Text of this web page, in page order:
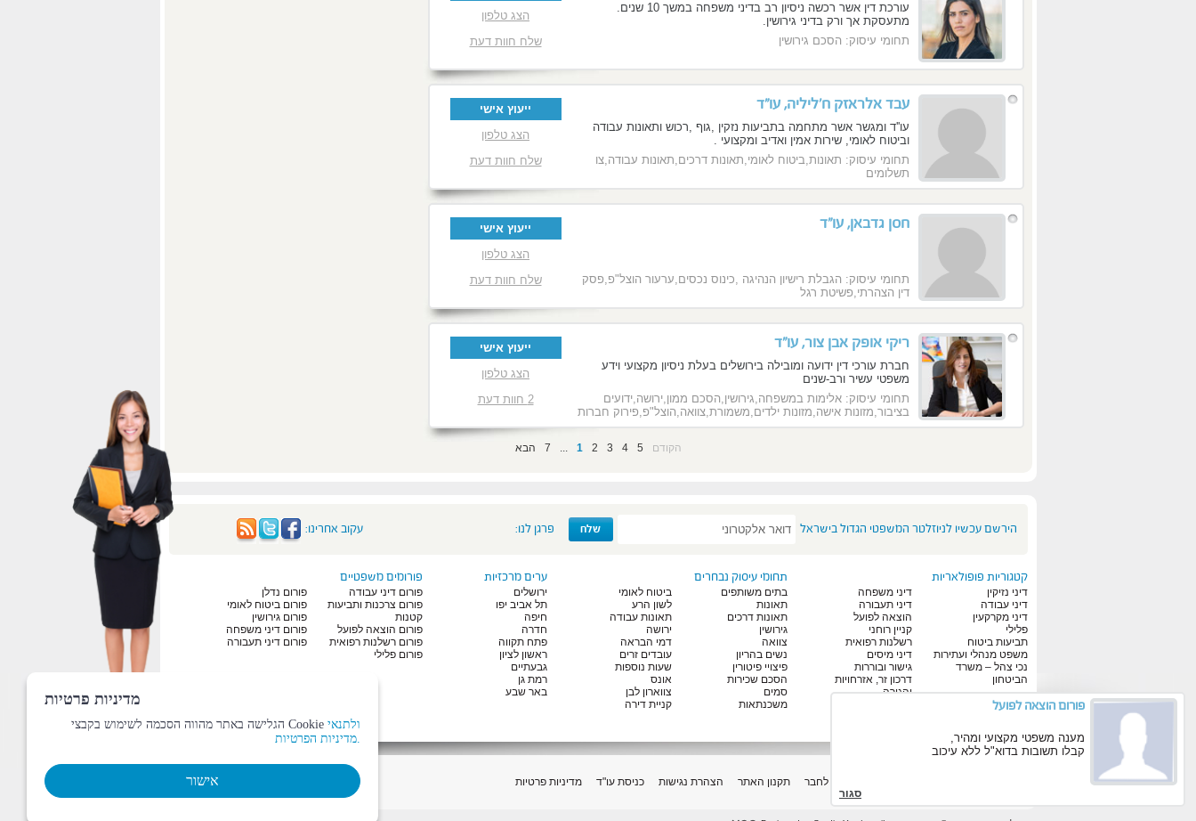
עורכת דין אשר רכשה ניסיון רב בדיני משפחה במשך 10 שנים.
מתעסקת אך ורק בדיני גירושין.
תחומי עיסוק: הסכם גירושין
הצג טלפון
שלח חוות דעת
עבד אלראזק ח'ליליה, עו"ד
עו''ד ומגשר אשר מתחמה בתביעות נזקין ,גוף ,רכוש ותאונות עבודה
וביטוח לאומי, שירות אמין ואדיב ומקצועי .
תחומי עיסוק: תאונות,ביטוח לאומי,תאונות דרכים,תאונות עבודה,צו
תשלומים
ייעוץ אישי
הצג טלפון
שלח חוות דעת
חסן גדבאן, עו"ד
תחומי עיסוק: הגבלת רישיון הנהיגה ,כינוס נכסים,ערעור הוצל"פ,פסק
דין הצהרתי,פשיטת רגל
ייעוץ אישי
הצג טלפון
שלח חוות דעת
ריקי אופק אבן צור, עו"ד
חברת עורכי דין ידועה ומובילה בירושלים בעלת ניסיון מקצועי וידע
משפטי עשיר ורב-שנים
תחומי עיסוק: אלימות במשפחה,גירושין,הסכם ממון,ירושה,ידועים
בציבור,מזונות אישה,מזונות ילדים,משמורת,צוואה,הוצל"פ,פירוק חברות
ייעוץ אישי
הצג טלפון
2 חוות דעת
הקודם 1 2 3 4 5
...
7 הבא
פורום הוצאה לפועל
מענה משפטי מקצועי ומהיר,
קבלו תשובות בדוא"ל ללא עיכוב
סגור
הירשם עכשיו לניוזלטר המשפטי הגדול בישראל פרגן לנו: עקוב אחרינו:
קטגוריות פופולאריות
דיני נזיקין
דיני משפחה
דיני עבודה
דיני תעבורה
דיני מקרקעין
הוצאה לפועל
פלילי
קניין רוחני
תביעות ביטוח
רשלנות רפואית
משפט מנהלי ועתירות
דיני מיסים
נכי צהל – משרד
הביטחון
גישור ובוררות
דרכון זר, אזרחויות
והגירה
דיני אינטרנט ורשת
תחומי עיסוק נבחרים
בתים משותפים
ביטוח לאומי
תאונות
לשון הרע
תאונות דרכים
תאונות עבודה
גירושין
ירושה
צוואה
דמי הבראה
נשים בהריון
עובדים זרים
פיצויי פיטורין
שעות נוספות
הסכם שכירות
אונס
סמים
צווארון לבן
משכנתאות
קניית דירה
ערים מרכזיות
ירושלים
תל אביב יפו
חיפה
חדרה
פתח תקווה
ראשון לציון
גבעתיים
רמת גן
באר שבע
פורומים משפטיים
פורום דיני עבודה
פורום נדלן
פורום צרכנות ותביעות
קטנות
פורום ביטוח לאומי
פורום גירושין
פורום הוצאה לפועל
פורום דיני משפחה
פורום רשלנות רפואית
פורום דיני תעבורה
פורום פלילי
המלץ לחבר תקנון האתר הצהרת נגישות כניסת עו"ד מדיניות פרטיות
מדיניות פרטיות
הגלישה באתר מהווה הסכמה לשימוש בקבצי Cookie ולתנאי
מדיניות הפרטיות.
אישור